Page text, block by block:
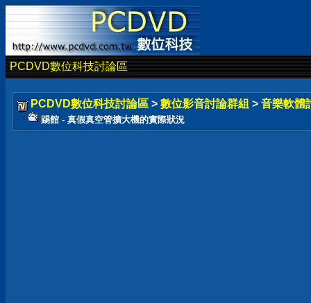
PCDVD數位科技討論區
PCDVD數位科技討論區 > 數位影音討論群組 > 音樂軟體
踢館 - 真假真空管擴大機的實際狀況